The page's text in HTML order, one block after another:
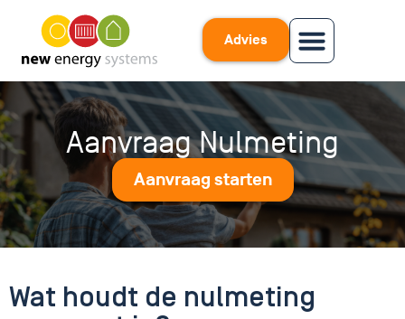
Advies
Aanvraag Nulmeting
Aanvraag starten
Wat houdt de nulmeting